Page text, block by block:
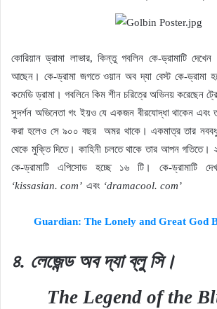
কোরিয়ান ড্রামা লাভার, কিন্তু গবলিন কে-ড্রামাটি
আছেন। কে-ড্রামা জগতে ওয়ান অব দ্যা বেস্ট কে-ড্রামা
কমেডি ড্রামা। গবলিনে কিম শীন চরিত্রে অভিনয় করেছেন
সুদর্শন অভিনেতা গং ইয়ও যে একজন বীরযোদ্ধা থাকেন এবং
করা হলেও সে ৯০০ বছর
অমর থাকে। একমাত্র তার
থেকে মুক্তি দিতে। কাহিনী চলতে থাকে তার আপন
কে-ড্রামাটি এপিসোড হচ্ছে ১৬ টি। কে-ড্রামাটি
‘kissasian. com’ এবং ‘dramacool. com’
Guardian: The Lonely and Great God
৪. লেজেন্ড অব দ্যা ব্লু সি।
The Legend of the